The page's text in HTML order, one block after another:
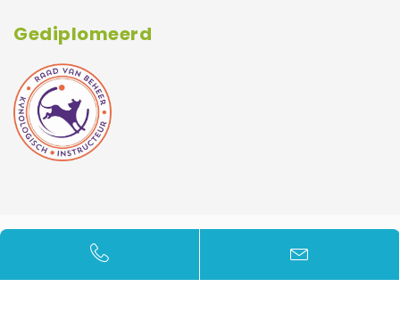
Gediplomeerd
© 2026 Doderer Hondenschool - Alle rechten
voorbehouden